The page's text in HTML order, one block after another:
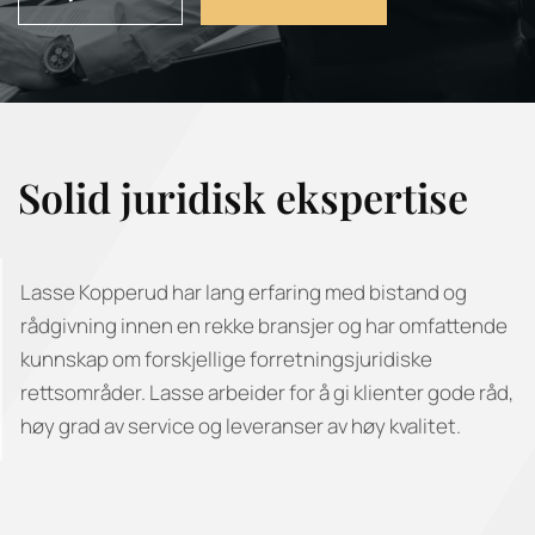
Solid juridisk ekspertise
Lasse Kopperud har lang erfaring med bistand og
rådgivning innen en rekke bransjer og har omfattende
kunnskap om forskjellige forretningsjuridiske
rettsområder. Lasse arbeider for å gi klienter gode råd,
høy grad av service og leveranser av høy kvalitet.